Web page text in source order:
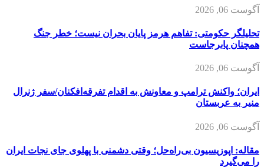
آگوست 06, 2026
تحلیلگر حکومتی: تفاهم هرمز پایان بحران نیست؛ خطر جنگ
همچنان پابرجاست
آگوست 06, 2026
ایران؛ واکنش ترامپ و معاونش به اقدام تفرقه‌افکنان/سفر ژنرال
منیر به عربستان
آگوست 06, 2026
مقاله: اپوزیسیون بی‌راه‌حل؛ وقتی دشمنی با پهلوی جای نجات ایران
را می‌گیرد